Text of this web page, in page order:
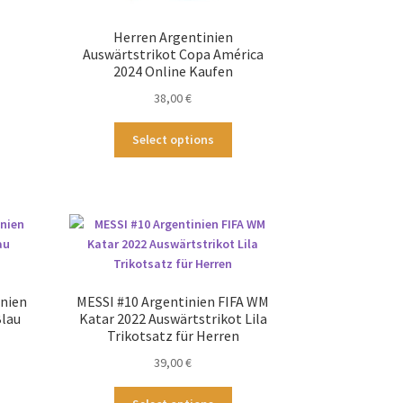
Herren Argentinien
Auswärtstrikot Copa América
2024 Online Kaufen
38,00€
Select options
auf.
Die
Optionen
auf
der
werden
MESSI #10 Argentinien FIFA WM
Katar 2022 Auswärtstrikot Lila
Trikotsatz für Herren
39,00€